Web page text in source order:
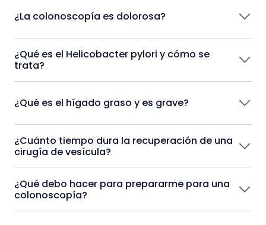
¿La colonoscopía es dolorosa?
¿Qué es el Helicobacter pylori y cómo se
trata?
¿Qué es el hígado graso y es grave?
¿Cuánto tiempo dura la recuperación de una
cirugía de vesícula?
¿Qué debo hacer para prepararme para una
colonoscopía?